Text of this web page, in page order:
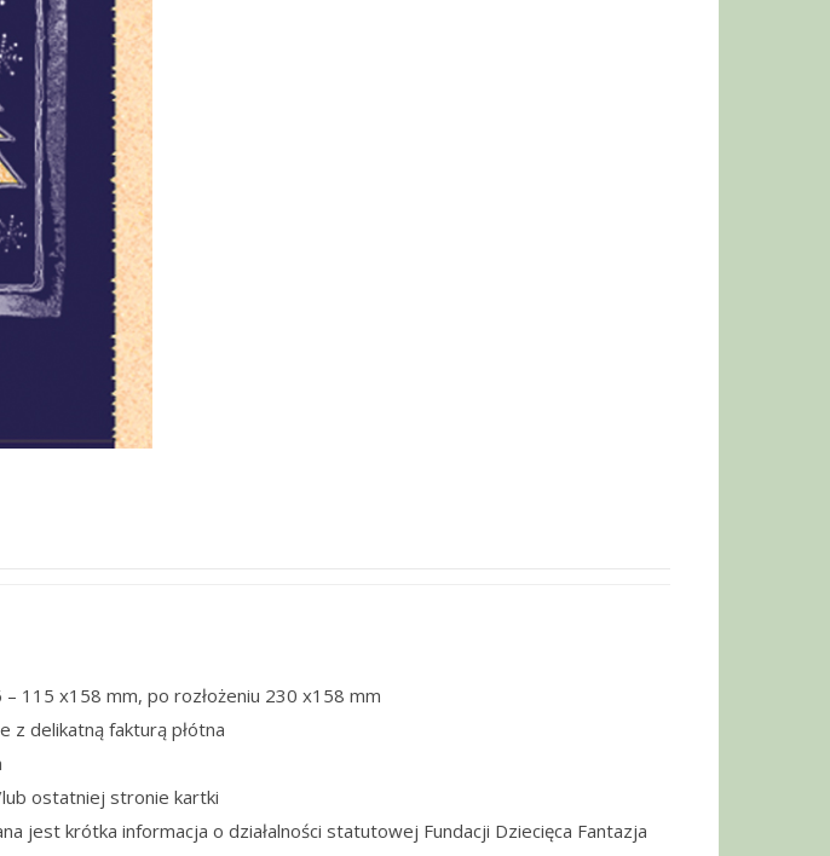
115 x158 mm, po rozłożeniu 230 x158 mm
z delikatną fakturą płótna
ostatniej stronie kartki
jest krótka informacja o działalności statutowej Fundacji Dziecięca Fantazja